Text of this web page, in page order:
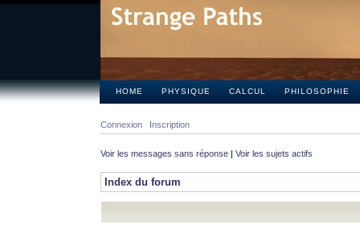
HOME PHYSIQUE CALCUL PHILOSOPHIE
Connexion Inscription
Voir les messages sans réponse | Voir les sujets actifs
Index du forum